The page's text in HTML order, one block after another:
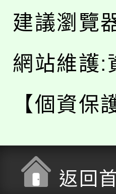
建議瀏覽
網站維護:
【個資保
返回